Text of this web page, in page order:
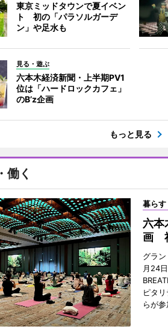
東京ミッドタウンで夏イベン
ト 初の「パラソルガーデ
ン」や足水も
見る・遊ぶ
六本木経済新聞・上半期PV1
位は「ハードロックカフェ」
のB’z企画
もっと見る
働く
暮らす
六本
画
グラ
月24
ピタ
らが参